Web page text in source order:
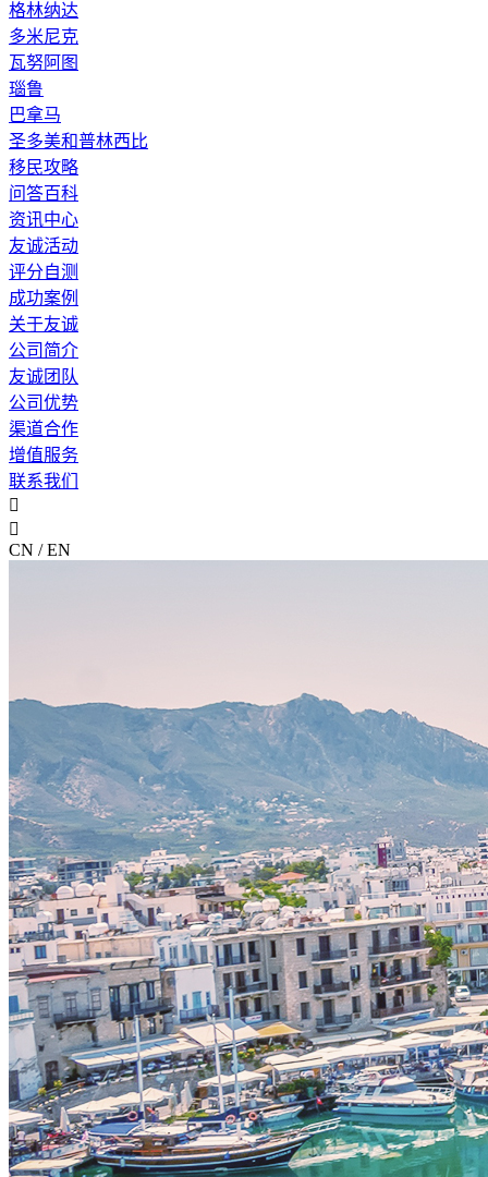
格林纳达
多米尼克
瓦努阿图
瑙鲁
巴拿马
圣多美和普林西比
移民攻略
问答百科
资讯中心
友诚活动
评分自测
成功案例
关于友诚
公司简介
友诚团队
公司优势
渠道合作
增值服务
联系我们


CN / EN